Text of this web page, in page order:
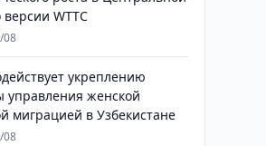
WTTC
08
укреплению
управления женской
миграцией в Узбекистане
08